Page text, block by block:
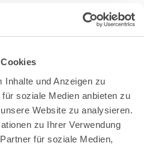
Inhalte und Anzeigen zu
soziale Medien anbieten zu
Website zu analysieren.
zu Ihrer Verwendung
für soziale Medien,